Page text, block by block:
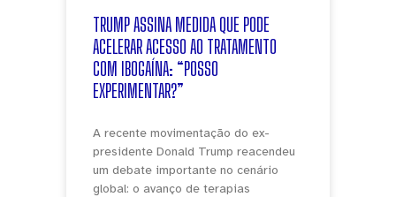
TRUMP ASSINA MEDIDA QUE PODE
ACELERAR ACESSO AO TRATAMENTO
COM IBOGAÍNA: “POSSO
EXPERIMENTAR?”
A recente movimentação do ex-
presidente Donald Trump reacendeu
um debate importante no cenário
global: o avanço de terapias